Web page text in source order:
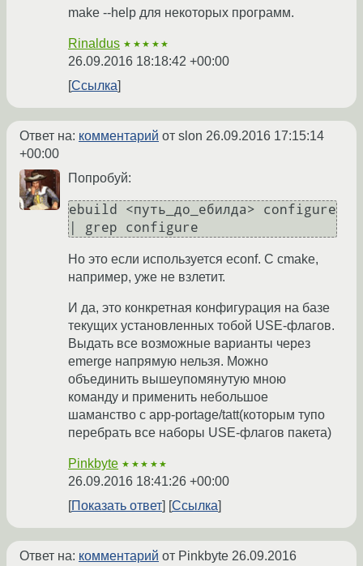
make --help для некоторых программ.
Rinaldus ★★★★★
26.09.2016 18:18:42 +00:00
Ссылка
Ответ на: комментарий от slon 26.09.2016 17:15:14
+00:00
Попробуй:
ebuild <путь_до_ебилда> configure
| grep configure
Но это если используется econf. С cmake,
например, уже не взлетит.
И да, это конкретная конфигурация на базе
текущих установленных тобой USE-флагов.
Выдать все возможные варианты через
emerge напрямую нельзя. Можно
объединить вышеупомянутую мною
команду и применить небольшое
шаманство с app-portage/tatt(которым тупо
перебрать все наборы USE-флагов пакета)
Pinkbyte ★★★★★
26.09.2016 18:41:26 +00:00
Показать ответ
Ссылка
Ответ на: комментарий от Pinkbyte 26.09.2016